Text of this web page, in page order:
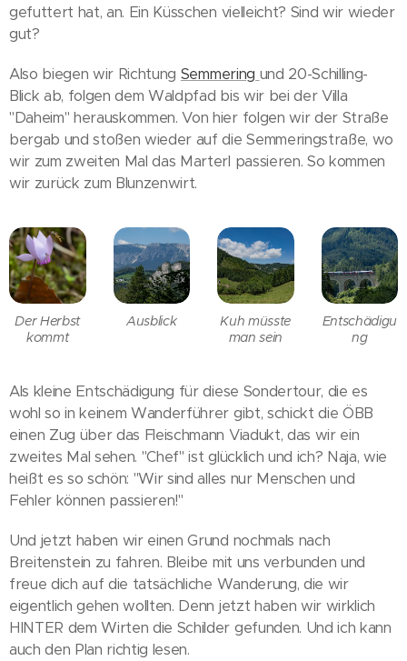
gefuttert hat, an. Ein Küsschen vielleicht? Sind wir wieder
gut?
Also biegen wir Richtung Semmering und 20-Schilling-
Blick ab, folgen dem Waldpfad bis wir bei der Villa
"Daheim" herauskommen. Von hier folgen wir der Straße
bergab und stoßen wieder auf die Semmeringstraße, wo
wir zum zweiten Mal das Marterl passieren. So kommen
wir zurück zum Blunzenwirt.
Der Herbst
kommt
Ausblick
Kuh müsste
man sein
Entschädigu
ng
Als kleine Entschädigung für diese Sondertour, die es
wohl so in keinem Wanderführer gibt, schickt die ÖBB
einen Zug über das Fleischmann Viadukt, das wir ein
zweites Mal sehen. "Chef" ist glücklich und ich? Naja, wie
heißt es so schön: "Wir sind alles nur Menschen und
Fehler können passieren!"
Und jetzt haben wir einen Grund nochmals nach
Breitenstein zu fahren. Bleibe mit uns verbunden und
freue dich auf die tatsächliche Wanderung, die wir
eigentlich gehen wollten. Denn jetzt haben wir wirklich
HINTER dem Wirten die Schilder gefunden. Und ich kann
auch den Plan richtig lesen.